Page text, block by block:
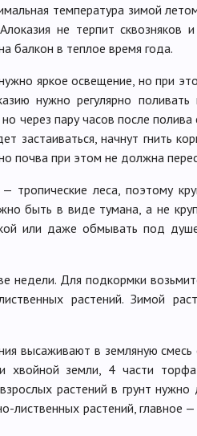
температура зимой
не терпит сквозняков
балкон в теплое время года.
яркое освещение, но при
нужно регулярно поливать
через пару часов после полива
застаиваться, начнут гнить
почва при этом не должна
тропические леса, поэтому
быть в виде тумана, а не
или даже обмывать под
недели. Для подкормки
растений. Зимой
высаживают в земляную смесь
хвойной земли, 4 части
растений в грунт нужно
лиственных растений, главное